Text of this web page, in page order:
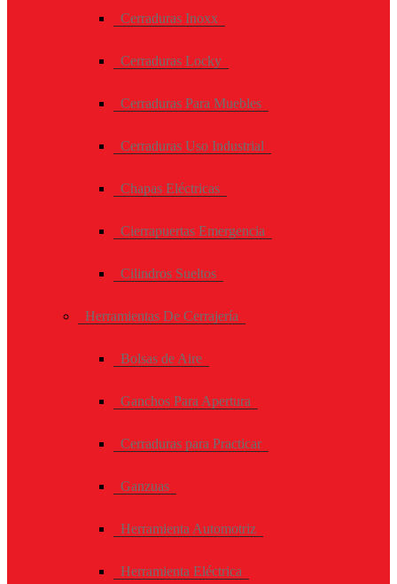
Cerraduras Inoxx
Cerraduras Locky
Cerraduras Para Muebles
Cerraduras Uso Industrial
Chapas Eléctricas
Cierrapuertas Emergencia
Cilindros Sueltos
Herramientas De Cerrajería
Bolsas de Aire
Ganchos Para Apertura
Cerraduras para Practicar
Ganzuas
Herramienta Automotriz
Herramienta Eléctrica